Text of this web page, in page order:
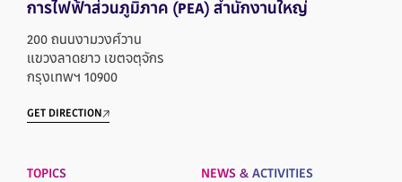
การไฟฟ้าส่วนภูมิภาค (PEA) สำนักงานใหญ่
200 ถนนงามวงศ์วาน
แขวงลาดยาว เขตจตุจักร
กรุงเทพฯ 10900
GET DIRECTION
TOPICS NEWS & ACTIVITIES